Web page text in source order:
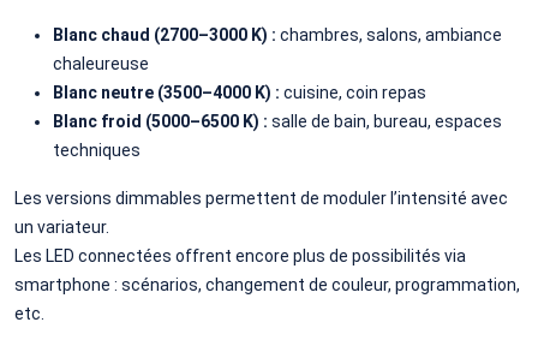
Blanc chaud (2700–3000 K) : chambres, salons, ambiance
chaleureuse
Blanc neutre (3500–4000 K) : cuisine, coin repas
Blanc froid (5000–6500 K) : salle de bain, bureau, espaces
techniques
Les versions dimmables permettent de moduler l’intensité avec
un variateur.
Les LED connectées offrent encore plus de possibilités via
smartphone : scénarios, changement de couleur, programmation,
etc.